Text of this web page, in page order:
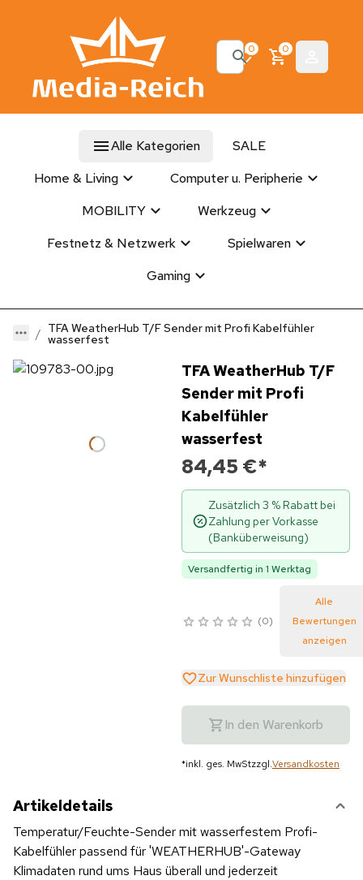
0 0
Alle Kategorien
SALE
Home & Living
Computer u. Peripherie
MOBILITY
Werkzeug
Festnetz & Netzwerk
Spielwaren
Gaming
TFA WeatherHub T/F Sender mit Profi Kabelfühler
wasserfest
TFA WeatherHub T/F
Sender mit Profi
Kabelfühler
wasserfest
84,45 €*
Zusätzlich 3 % Rabatt bei
Zahlung per Vorkasse
(Banküberweisung)
Versandfertig in 1 Werktag
0
Alle
Bewertungen
anzeigen
Zur Wunschliste hinzufügen
In den Warenkorb
*inkl. ges. MwStzzgl.Versandkosten
Artikeldetails
Temperatur/Feuchte-Sender mit wasserfestem Profi-
Kabelfühler passend für 'WEATHERHUB'-Gateway
Klimadaten rund ums Haus überall und jederzeit